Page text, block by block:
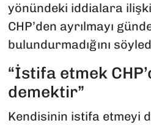
yönündeki iddialara
CHP’den ayrılmayı
bulundurmadığını
“İstifa etmek
demektir”
Kendisinin istifa etmeyi